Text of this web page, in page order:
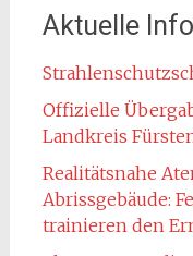
Aktuelle
Offizielle
Landkreis
Realitätsnahe
Abrissgebäude:
trainieren den